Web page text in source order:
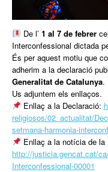
De l’ 1 al 7 de febrer
Interconfessional dictada
És per aquest motiu que
adherim a la declaració
Generalitat de Catalunya.
Us adjuntem els enllaços.
Enllaç a la Declaració:
religiosos/02_actualitat/
setmana-harmonia-
Enllaç a la notícia de la
http://justicia.gencat.cat/
Interconfessional-00001